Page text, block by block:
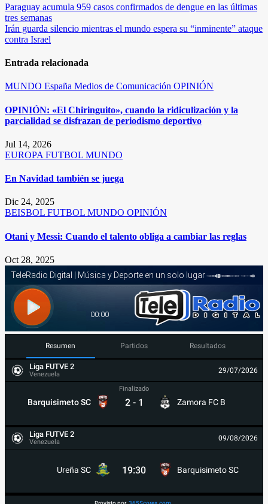
Navegación
de
entradas
Paraguay acumula 959 casos confirmados de dengue en las últimas
tres semanas
Irán guarda silencio mientras el mundo espera su “inminente” ataque
contra Israel
Entrada relacionada
MUNDO España Medios de Comunicación OPINIÓN
OPINIÓN: «El Chiringuito», cuando la ridiculización y la
parcialidad se disfrazan de periodismo deportivo
Jul 14, 2026
EUROPA FUTBOL MUNDO
En Navidad también se juega
Dic 24, 2025
BEISBOL FUTBOL MUNDO OPINIÓN
Otani y Messi: Cuando el talento obliga a cambiar las reglas
Oct 28, 2025
Resumen Partidos Resultados
Liga FUTVE 2
Venezuela 29/07/2026
Barquisimeto SC
Finalizado
2 - 1 Zamora FC B
Liga FUTVE 2
Venezuela 09/08/2026
Ureña SC 19:30 Barquisimeto SC